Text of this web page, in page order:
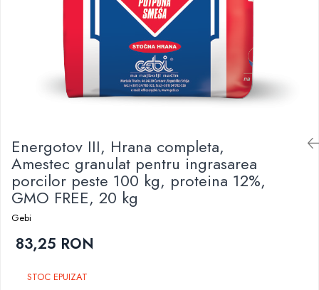
Energotov III, Hrana completa,
Amestec granulat pentru ingrasarea
porcilor peste 100 kg, proteina 12%,
GMO FREE, 20 kg
Gebi
83,25 RON
STOC EPUIZAT